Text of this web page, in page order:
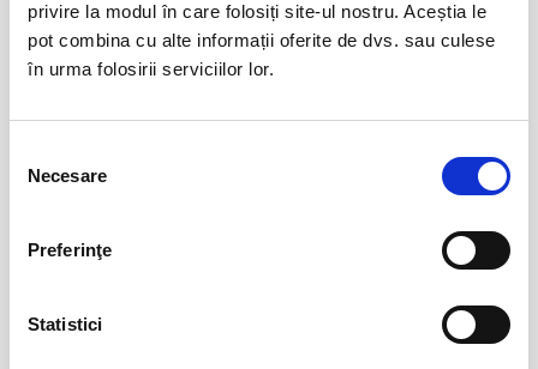
privire la modul în care folosiți site-ul nostru. Aceștia le
pot combina cu alte informații oferite de dvs. sau culese
în urma folosirii serviciilor lor.
consimțământului
Necesare
Preferinţe
Statistici
Destiny Park
Bucuresti
01
ian
01